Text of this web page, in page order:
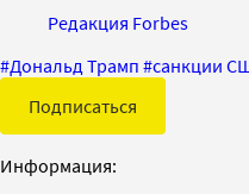
Редакция Forbes
#Дональд Трамп #санкции
Подписаться
Информация: